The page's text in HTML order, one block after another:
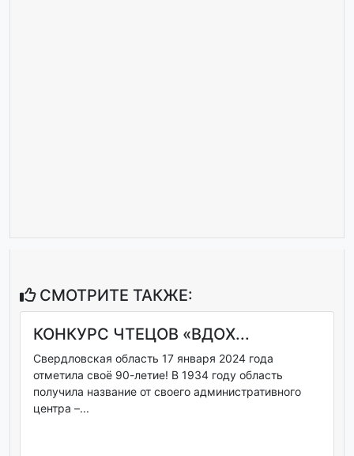
СМОТРИТЕ ТАКЖЕ:
КОНКУРС ЧТЕЦОВ «ВДОХ...
Свердловская область 17 января 2024 года
отметила своё 90-летие! В 1934 году область
получила название от своего административного
центра –...